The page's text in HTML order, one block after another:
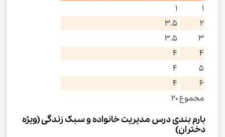
۱
۱
۲
۳.۵
۳
۳.۵
۴
۴
۵
۴
۶
۴
مجموع ۲۰
بارم بندی درس مدیریت خانواده و سبک زندگی (ویژه
دختران)